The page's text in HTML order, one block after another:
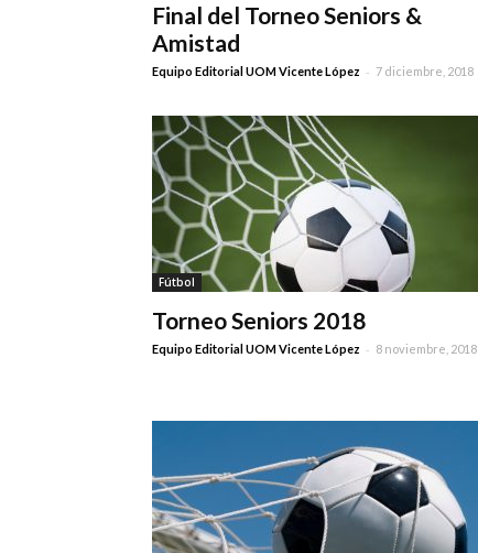
Final del Torneo Seniors &
Amistad
Equipo Editorial UOM Vicente López - 7 diciembre, 2018
Fútbol
Torneo Seniors 2018
Equipo Editorial UOM Vicente López - 8 noviembre, 2018